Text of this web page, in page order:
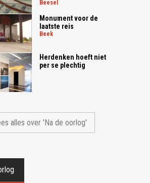
beesel
Monument voor de
laatste reis
beek
Herdenken hoeft niet
per se plechtig
alles over 'Na de oorlog'